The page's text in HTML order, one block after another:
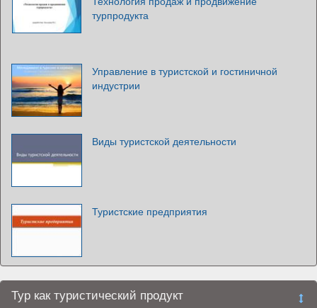
турпродукта
Управление в туристской и гостиничной
индустрии
Виды туристской деятельности
Туристские предприятия
Тур как туристический продукт